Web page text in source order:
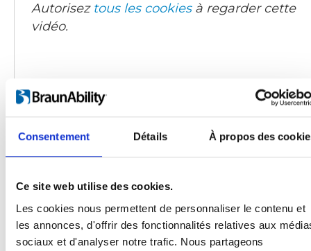
Consentement Détails À propos des
Ce site web utilise des cookies.
Les cookies nous permettent de personnaliser le contenu et
les annonces, d'offrir des fonctionnalités relatives aux
sociaux et d'analyser notre trafic. Nous partageons
Autorisez tous les cookiesà regarder cette
vidéo.
Produits
Carony